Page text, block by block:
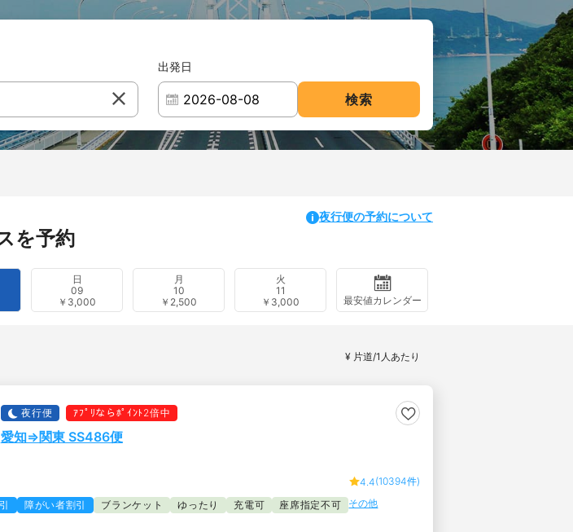
出発日
検索
を予約
夜行便の予約について
日
09
￥3,000
月
10
￥2,500
火
11
￥3,000
最安値カレンダー
¥ 片道/1人あたり
夜行便 ｱﾌﾟﾘならﾎﾟｲﾝﾄ2倍中
愛知⇒関東 SS486便
4.4(10394件)
障がい者割引 ブランケット ゆったり 充電可 座席指定不可 その他